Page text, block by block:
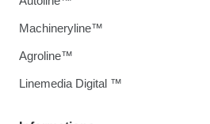
Machineryline™
Agroline™
Linemedia Digital ™